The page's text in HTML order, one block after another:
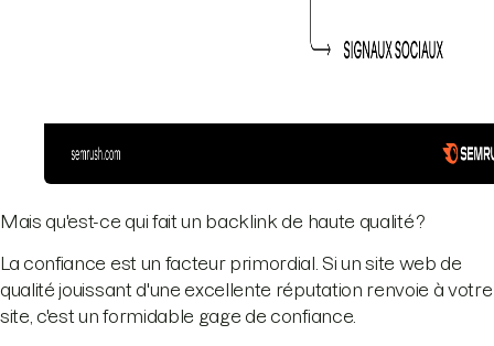
Mais qu'est-ce qui fait un backlink de haute qualité ?
La confiance est un facteur primordial. Si un site web de
qualité jouissant d'une excellente réputation renvoie à votre
site, c'est un formidable gage de confiance.